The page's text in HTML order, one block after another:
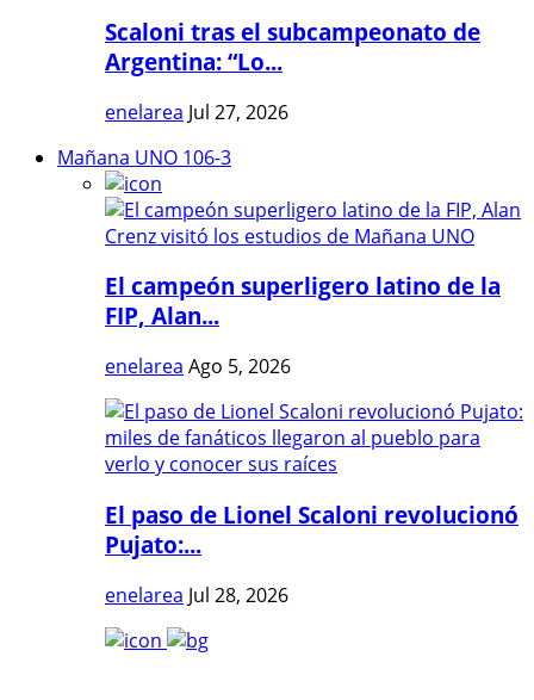
Scaloni tras el subcampeonato de
Argentina: “Lo...
enelarea Jul 27, 2026
Mañana UNO 106-3
El campeón superligero latino de la
FIP, Alan...
enelarea Ago 5, 2026
El paso de Lionel Scaloni revolucionó
Pujato:...
enelarea Jul 28, 2026